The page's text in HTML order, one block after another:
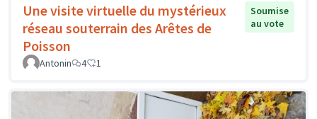
Une visite virtuelle du mystérieux
réseau souterrain des Arêtes de
Poisson
Soumise
au vote
Antonin 4 1